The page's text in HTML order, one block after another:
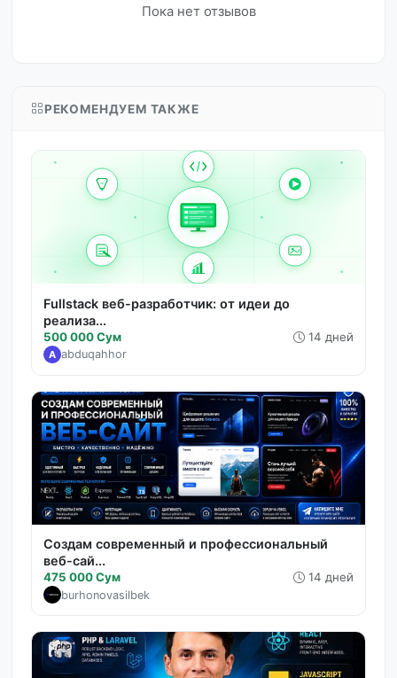
Пока нет отзывов
РЕКОМЕНДУЕМ ТАКЖЕ
Fullstack веб-разработчик: от идеи до
реализа...
500 000 Сум 14 дней
A abduqahhor
Создам современный и профессиональный
веб-сай...
475 000 Сум 14 дней
burhonovasilbek